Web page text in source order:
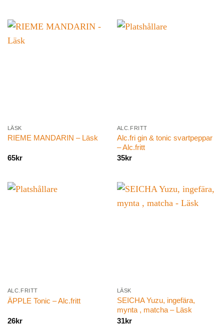
LÄSK
RIEME MANDARIN – Läsk
65kr
ALC.FRITT
Alc.fri gin & tonic svartpeppar
– Alc.fritt
35kr
ALC.FRITT
ÄPPLE Tonic – Alc.fritt
26kr
LÄSK
SEICHA Yuzu, ingefära,
mynta , matcha – Läsk
31kr